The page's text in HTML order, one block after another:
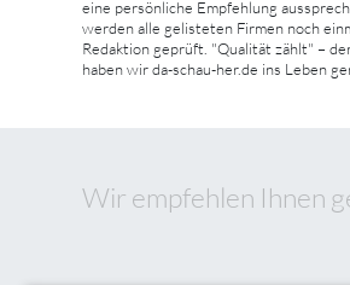
eine persönliche Empfehlung
werden alle gelisteten Firmen noch
Redaktion geprüft. "Qualität zählt" –
haben wir da-schau-her.de ins Leben
Wir empfehlen Ihnen